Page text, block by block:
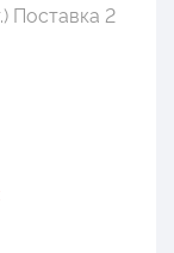
Поставка 2